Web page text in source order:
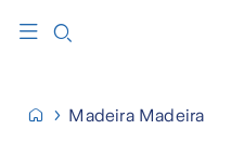
Madeira Madeira